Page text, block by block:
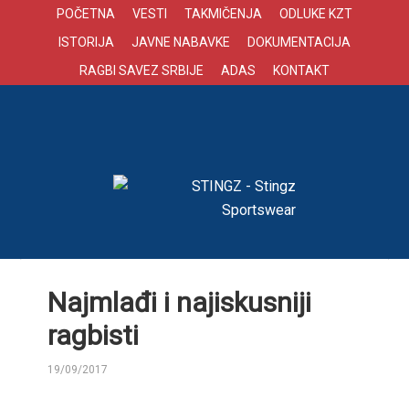
POČETNA VESTI TAKMIČENJA
ODLUKE KZT
ISTORIJA
JAVNE NABAVKE
DOKUMENTACIJA
RAGBI SAVEZ SRBIJE
ADAS KONTAKT
Najmlađi i najiskusniji
ragbisti
19/09/2017